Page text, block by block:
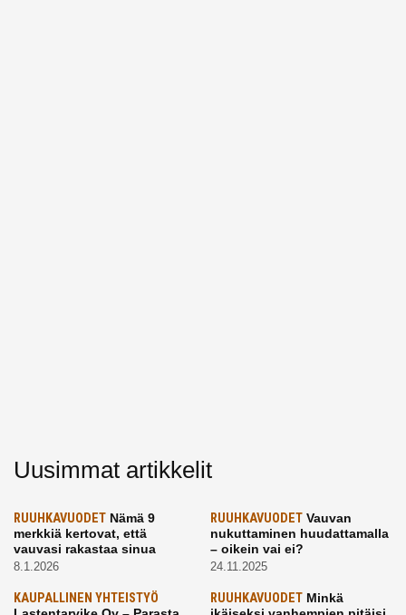
Uusimmat artikkelit
RUUHKAVUODET Nämä 9
merkkiä kertovat, että
vauvasi rakastaa sinua
8.1.2026
RUUHKAVUODETVauvan
nukuttaminen huudattamalla
– oikein vai ei?
24.11.2025
KAUPALLINEN YHTEISTYÖ RUUHKAVUODETMinkä